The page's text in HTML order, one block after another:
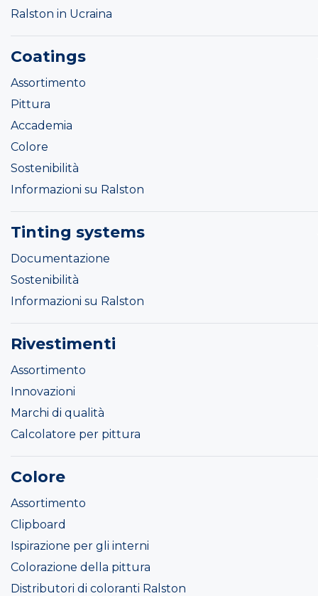
Ralston in Ucraina
Coatings
Assortimento
Pittura
Accademia
Colore
Sostenibilità
Informazioni su Ralston
Tinting systems
Documentazione
Sostenibilità
Informazioni su Ralston
Rivestimenti
Assortimento
Innovazioni
Marchi di qualità
Calcolatore per pittura
Colore
Assortimento
Clipboard
Ispirazione per gli interni
Colorazione della pittura
Distributori di coloranti Ralston